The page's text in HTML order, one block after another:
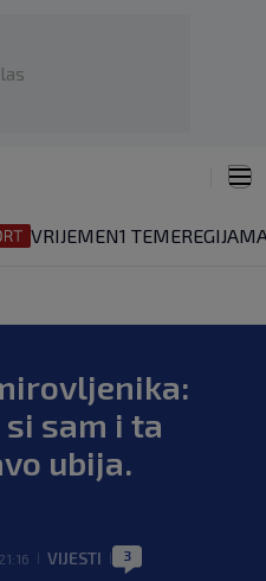
VRIJEMEN1 TEMEREGIJA
sam i ta
ubija.
VIJESTI 3